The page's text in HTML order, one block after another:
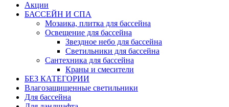
Акции
БАССЕЙН И СПА
Мозаика, плитка для бассейна
Освещение для бассейна
Звездное небо для бассейна
Светильники для бассейна
Сантехника для бассейна
Краны и смесители
БЕЗ КАТЕГОРИИ
Влагозащищенные светильники
Для бассейна